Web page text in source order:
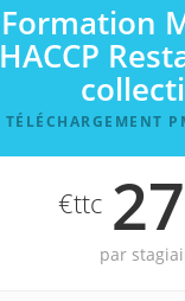
Formation
HACCP
TÉLÉCHARGEMENT
€ttc
par